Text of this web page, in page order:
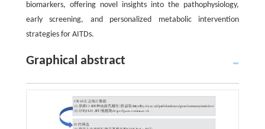
biomarkers, offering novel insights into the pathophysiology,
early screening, and personalized metabolic intervention
strategies for AITDs.
Graphical abstract